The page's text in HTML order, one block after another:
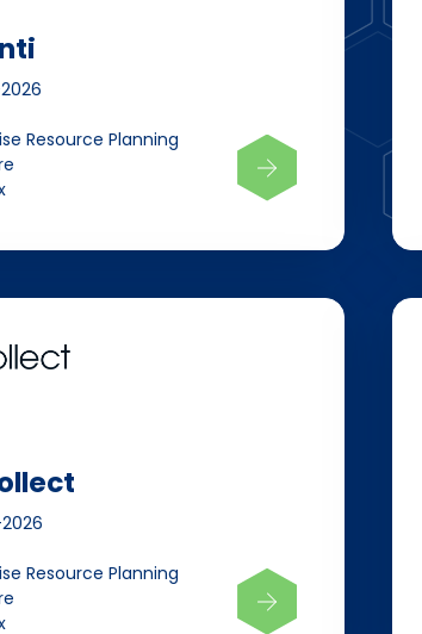
Resource Planning
Resource Planning